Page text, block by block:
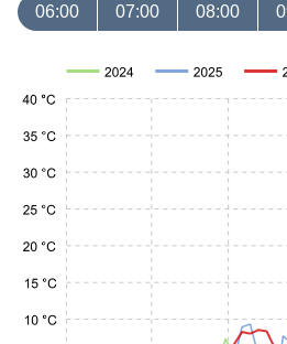
06:00 07:00 08:00